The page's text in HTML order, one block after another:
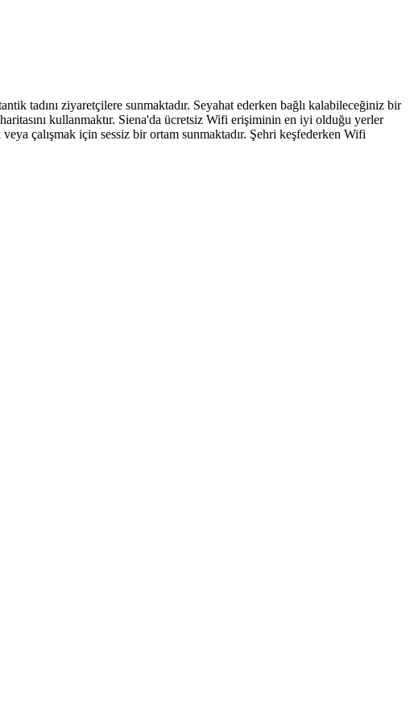
tadını ziyaretçilere sunmaktadır. Seyahat ederken bağlı kalabileceğiniz bir
kullanmaktır. Siena'da ücretsiz Wifi erişiminin en iyi olduğu yerler
çalışmak için sessiz bir ortam sunmaktadır. Şehri keşfederken Wifi